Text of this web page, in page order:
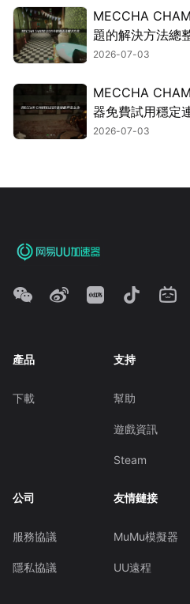
MECCHA
題的解決方法總
2026-07-03
MECCHA
器免費試用穩定
2026-07-03
產品
下載
支持
幫助
遊戲資訊
Steam
公司
服務協議
隱私協議
友情鏈接
MuMu模擬器
UU遠程